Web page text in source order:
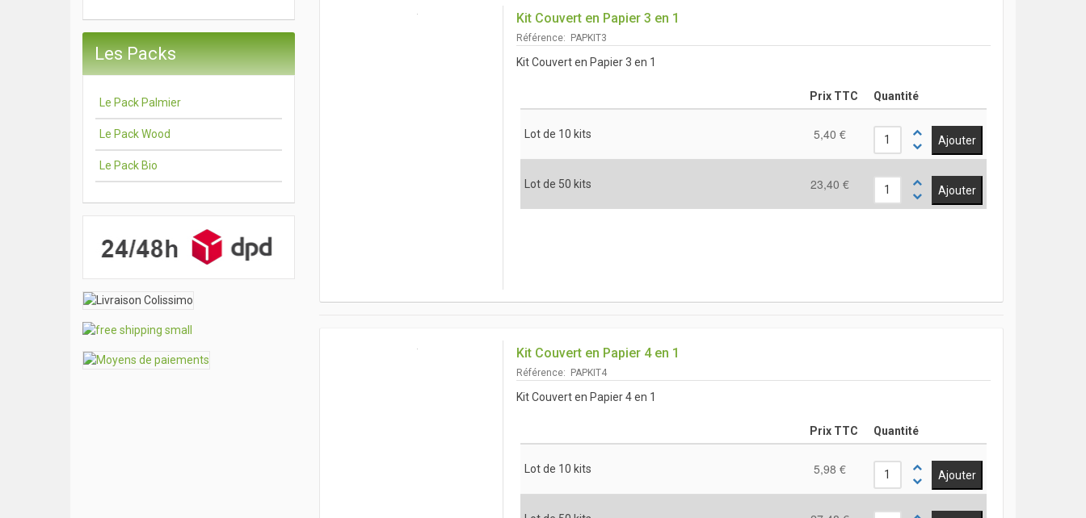
Kit Couvert en Papier 3 en 1
Référence: PAPKIT3
Kit Couvert en Papier 3 en 1
Prix TTC Quantité
Lot de 10 kits 5,40 €
Lot de 50 kits 23,40 €
Kit Couvert en Papier 4 en 1
Référence: PAPKIT4
Kit Couvert en Papier 4 en 1
Prix TTC Quantité
Lot de 10 kits 5,98 €
Les Packs
Le Pack Palmier
Le Pack Wood
Le Pack Bio